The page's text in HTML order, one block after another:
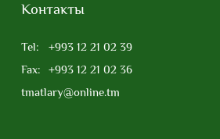
Контакты
Tel:
+993 12 21 02 39
Fax: +993 12 21 02 36
tmatlary@online.tm